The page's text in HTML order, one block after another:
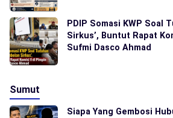
PDIP Somasi KWP Soal
Sirkus’, Buntut Rapat
Sufmi Dasco Ahmad
Sumut
Siapa Yang Gembosi